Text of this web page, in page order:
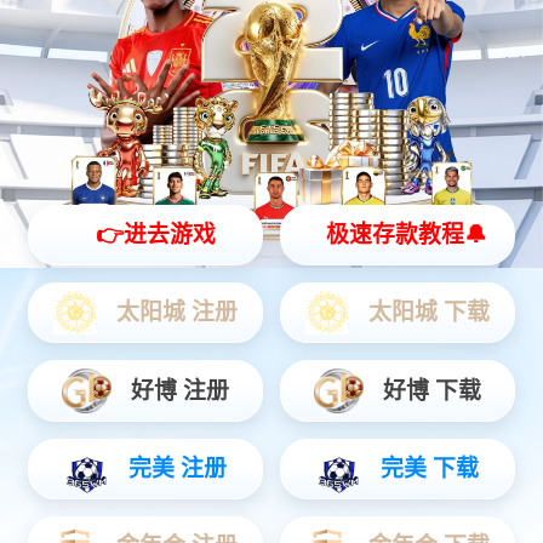
灵动 | 亲和 | 智能
查看更多